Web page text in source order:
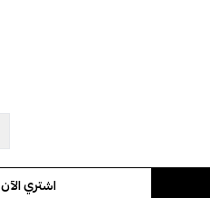
اشتري الآن